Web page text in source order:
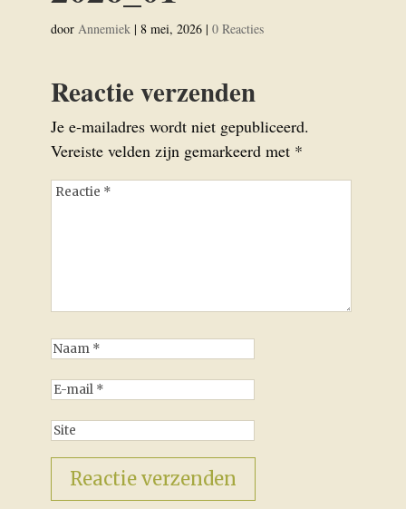
door Annemiek| 8 mei, 2026| 0 Reacties
Reactie verzenden
Je e-mailadres wordt niet gepubliceerd.
Vereiste velden zijn gemarkeerd met *